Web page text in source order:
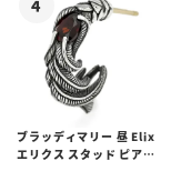
ブラッディマリー 昼 Elix
エリクス スタッド ピアス